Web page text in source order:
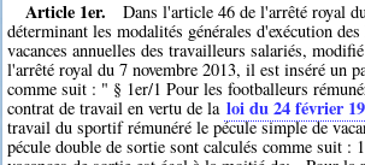
Article 1er.
Dans l'article 46 de l'arrêté royal
déterminant les modalités générales d'exécution
vacances annuelles des travailleurs salariés,
l'arrêté royal du 7 novembre 2013, il est inséré un
comme suit : " § 1er/1 Pour les footballeurs
contrat de travail en vertu de la loi du 24 février
travail du sportif rémunéré le pécule simple de
pécule double de sortie sont calculés comme suit :